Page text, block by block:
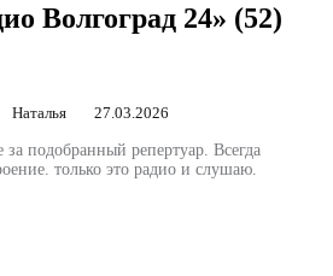
Волгоград 24» (52)
Наталья 27.03.2026
за подобранный репертуар. Всегда
только это радио и слушаю.